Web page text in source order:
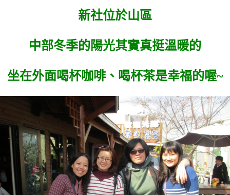
新社位於山區
中部冬季的陽光其實真挺溫暖的
坐在外面喝杯咖啡、喝杯茶是幸福的喔~